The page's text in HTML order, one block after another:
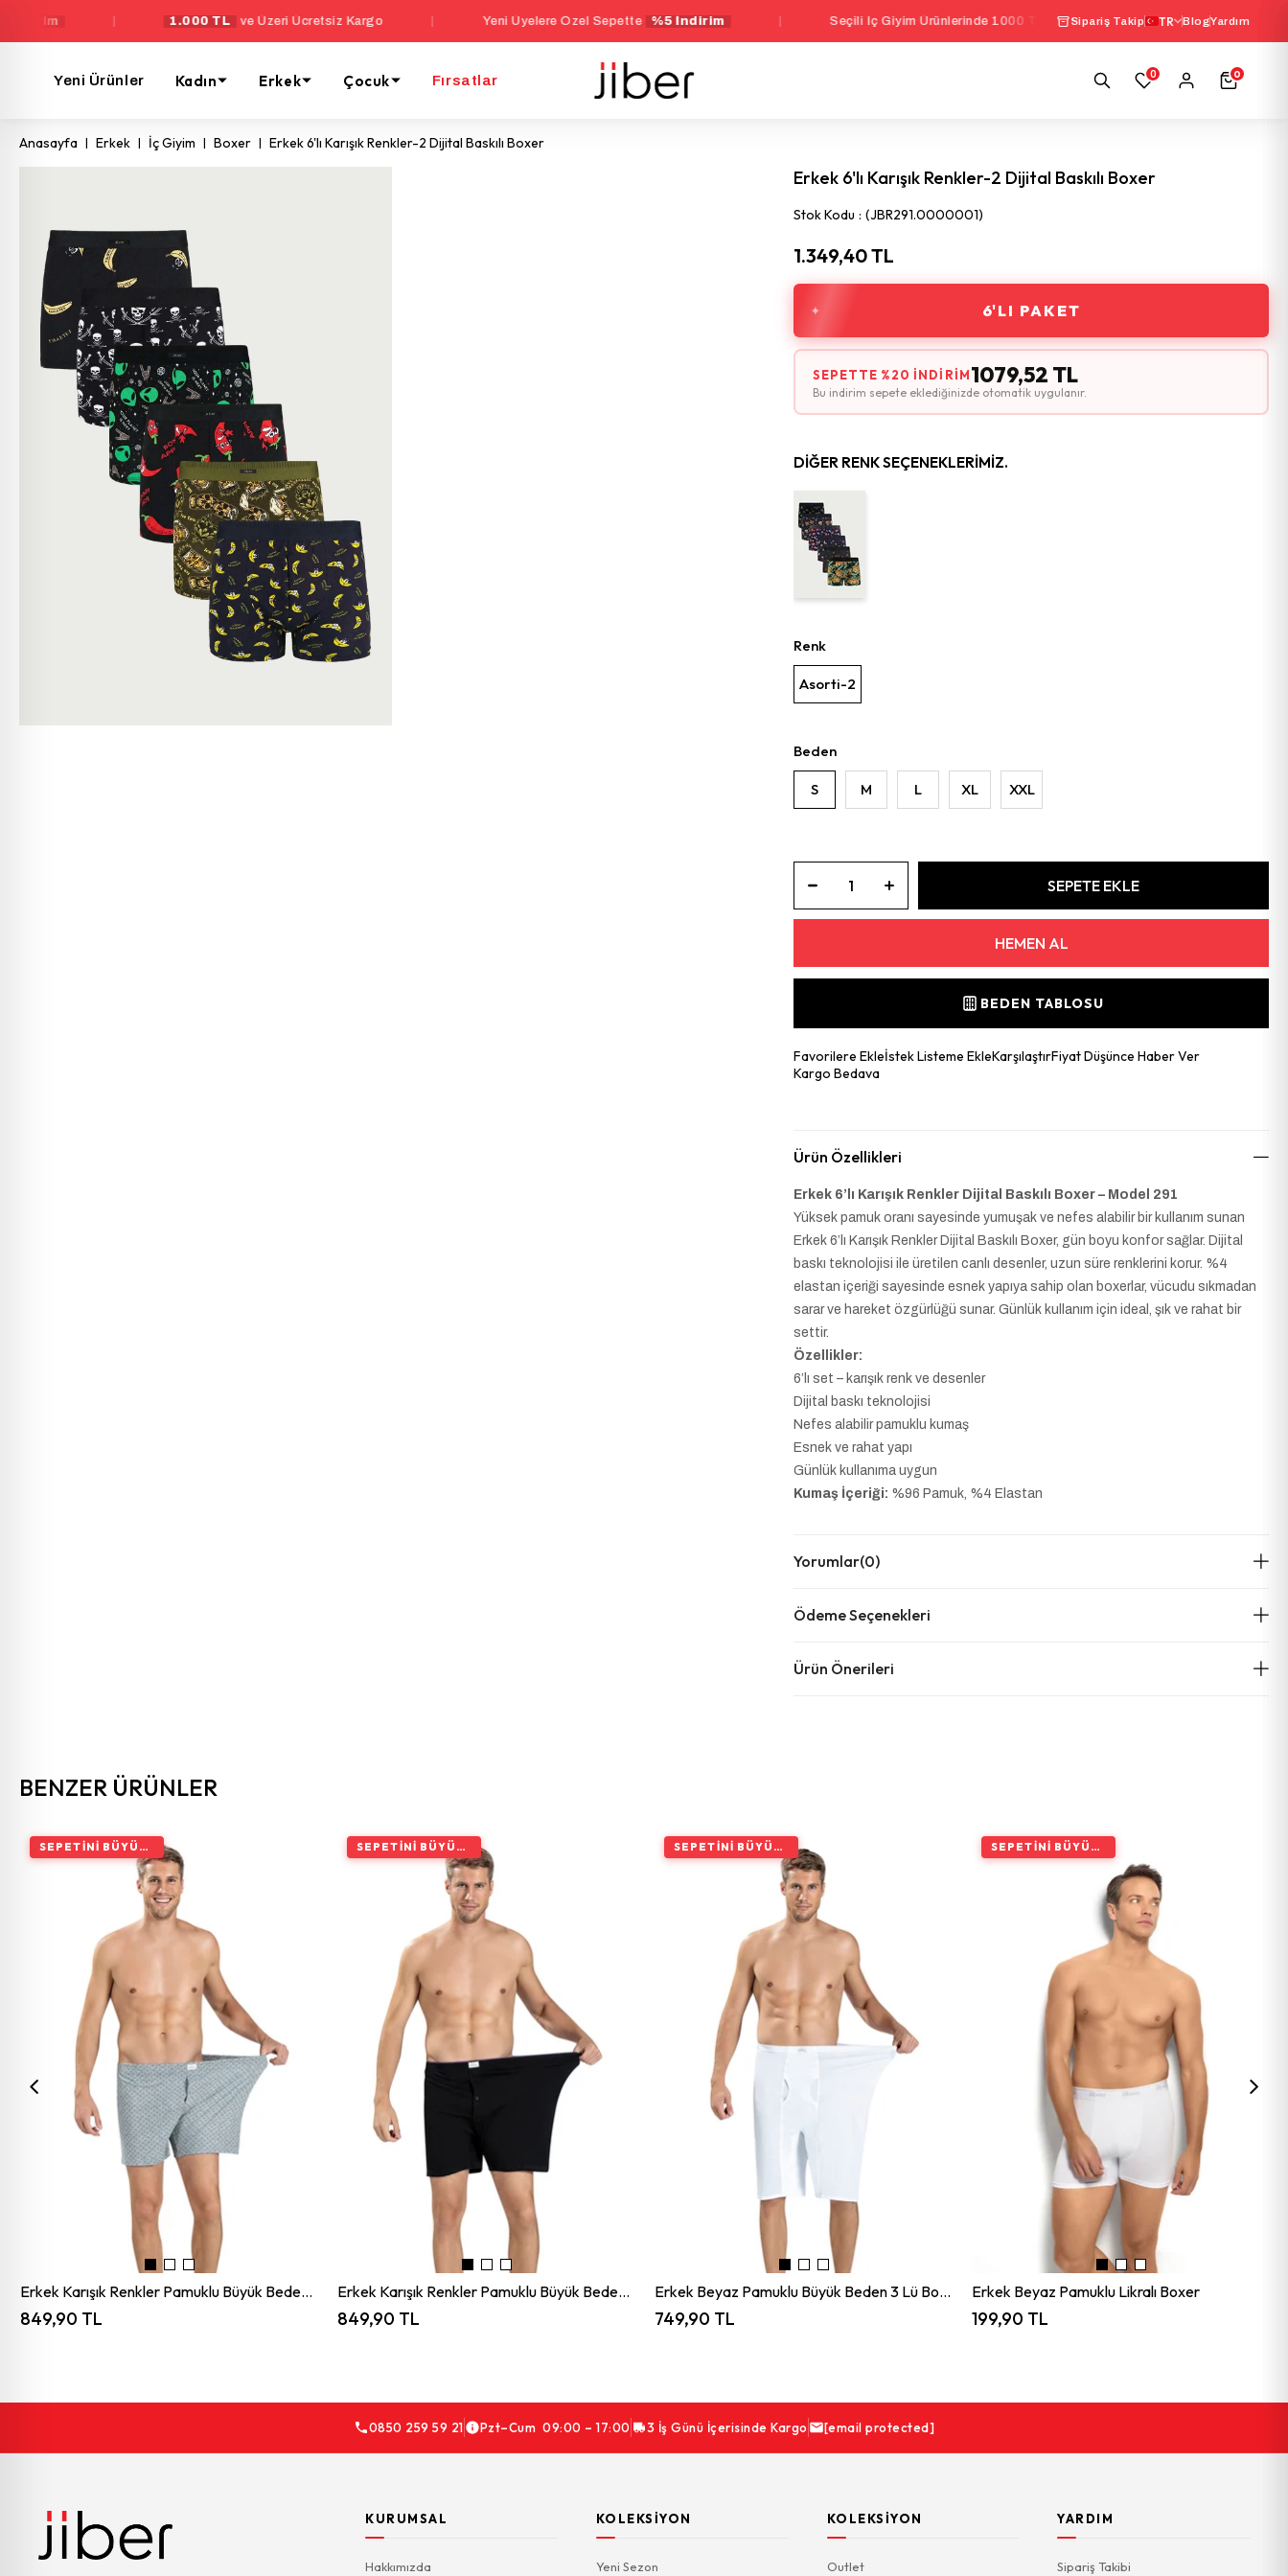
| 1.000 TL ve Üzeri Ücretsiz Kargo | Yeni Üyelere Özel Sepette %5 İndirim | Seçili İç Giyim Ürünlerinde 1000 TL Üzeri Sepette %10 İndirim |
Sipariş Takip TR BlogYardım
Yeni Ürünler Kadın Erkek Çocuk Fırsatlar 0 0
Anasayfa Erkek İç Giyim Boxer Erkek 6'lı Karışık Renkler-2 Dijital Baskılı Boxer
Erkek 6'lı Karışık Renkler-2 Dijital Baskılı Boxer
Stok Kodu (JBR291.0000001)
1.349,40 TL
6'LI PAKET
SEPETTE %20 İNDIRIM1079,52 TL
Bu indirim sepete eklediğinizde otomatik uygulanır.
DIĞER RENK SEÇENEKLERIMIZ.
Renk
Asorti-2
Beden
S M L XL XXL
BEDEN TABLOSU
Favorilere Ekleİstek Listeme EkleKarşılaştırFiyat Düşünce Haber Ver
Kargo Bedava
Ürün Özellikleri
Erkek 6’lı Karışık Renkler Dijital Baskılı Boxer – Model 291
Yüksek pamuk oranı sayesinde yumuşak ve nefes alabilir bir kullanım sunan
Erkek 6’lı Karışık Renkler Dijital Baskılı Boxer, gün boyu konfor sağlar. Dijital
baskı teknolojisi ile üretilen canlı desenler, uzun süre renklerini korur. %4
elastan içeriği sayesinde esnek yapıya sahip olan boxerlar, vücudu sıkmadan
sarar ve hareket özgürlüğü sunar. Günlük kullanım için ideal, şık ve rahat bir
settir.
Özellikler:
6’lı set – karışık renk ve desenler
Dijital baskı teknolojisi
Nefes alabilir pamuklu kumaş
Esnek ve rahat yapı
Günlük kullanıma uygun
Kumaş İçeriği: %96 Pamuk, %4 Elastan
Yorumlar(0)
Ödeme Seçenekleri
Ürün Önerileri
BENZER ÜRÜNLER
Erkek Karışık Renkler Pamuklu Büyük Beden 3 Lü Boxer
849,90 TL
SEPETINI BÜYÜT, İNDIRIMI ARTIR
Erkek Karışık Renkler Pamuklu Büyük Beden 3 Lü Boxer
849,90 TL
SEPETINI BÜYÜT, İNDIRIMI ARTIR
Erkek Beyaz Pamuklu Büyük Beden 3 Lü Boxer
749,90 TL
SEPETINI BÜYÜT, İNDIRIMI ARTIR
Erkek Beyaz Pamuklu Likralı Boxer
199,90 TL
SEPETINI BÜYÜT, İNDIRIMI ARTIR
0850 259 59 21 Pzt–Cum 09:00 – 17:00 3 İş Günü İçerisinde Kargo [email protected]
KURUMSAL
Hakkımızda
KOLEKSIYON
Yeni Sezon
KOLEKSIYON
Outlet
YARDIM
Sipariş Takibi